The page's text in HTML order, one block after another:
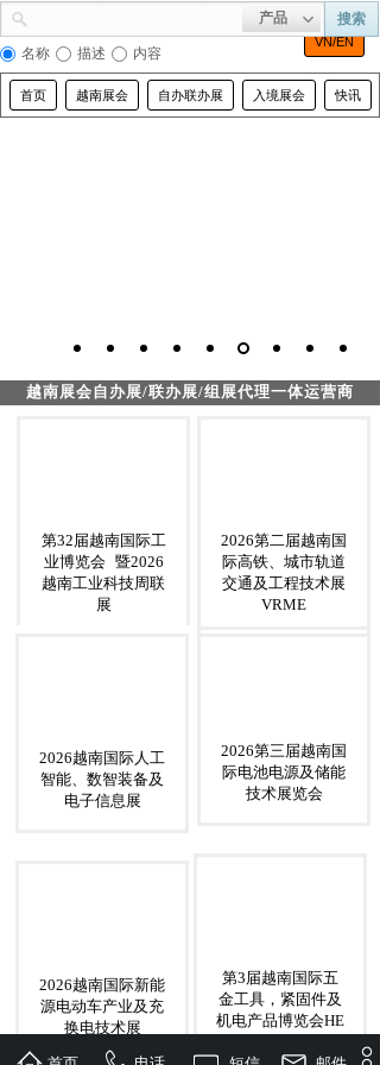
产品 搜索
名称 描述 内容
VN/EN
首页 越南展会 自办联办展 入境展会 快讯
越南展会自办展/联办展/组展代理一体运营商
2026第二届越南国
际高铁、城市轨道
交通及工程技术展
VRME
第32届越南国际工
业博览会 暨2026
越南工业科技周联
展
2026第三届越南国
际电池电源及储能
技术展览会
2026越南国际人工
智能、数智装备及
电子信息展
第3届越南国际五
金工具，紧固件及
机电产品博览会HE
2026越南国际新能
源电动车产业及充
换电技术展